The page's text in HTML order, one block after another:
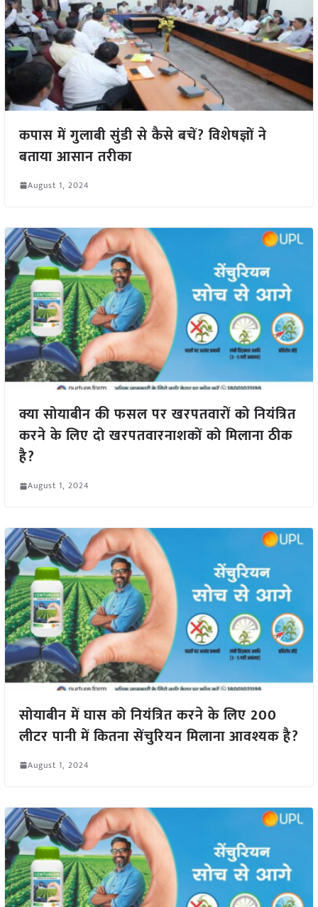
कपास में गुलाबी सुंडी से कैसे बचें? विशेषज्ञों ने
बताया आसान तरीका
August 1, 2024
क्या सोयाबीन की फसल पर खरपतवारों को नियंत्रित
करने के लिए दो खरपतवारनाशकों को मिलाना ठीक
है?
August 1, 2024
सोयाबीन में घास को नियंत्रित करने के लिए 200
लीटर पानी में कितना सेंचुरियन मिलाना आवश्यक है?
August 1, 2024